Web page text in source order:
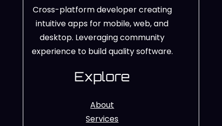
Cross-platform developer creating
intuitive apps for mobile, web, and
desktop. Leveraging community
experience to build quality software.
Explore
About
Services